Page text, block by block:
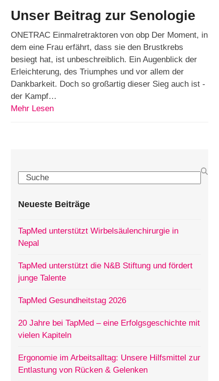
Unser Beitrag zur Senologie
ONETRAC Einmalretraktoren von obp Der Moment, in
dem eine Frau erfährt, dass sie den Brustkrebs
besiegt hat, ist unbeschreiblich. Ein Augenblick der
Erleichterung, des Triumphes und vor allem der
Dankbarkeit. Doch so großartig dieser Sieg auch ist -
der Kampf…
Mehr Lesen
Search
Neueste Beiträge
TapMed unterstützt Wirbelsäulenchirurgie in
Nepal
TapMed unterstützt die N&B Stiftung und fördert
junge Talente
TapMed Gesundheitstag 2026
20 Jahre bei TapMed – eine Erfolgsgeschichte mit
vielen Kapiteln
Ergonomie im Arbeitsalltag: Unsere Hilfsmittel zur
Entlastung von Rücken & Gelenken